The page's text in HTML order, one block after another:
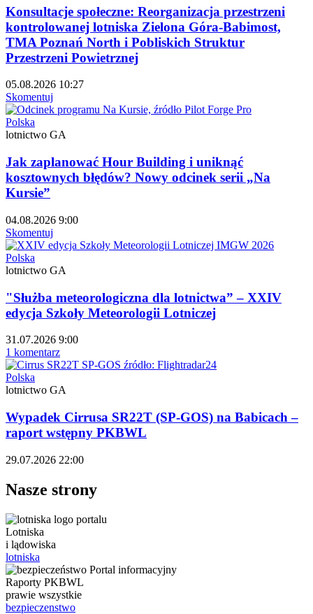
Konsultacje społeczne: Reorganizacja przestrzeni
kontrolowanej lotniska Zielona Góra-Babimost,
TMA Poznań North i Pobliskich Struktur
Przestrzeni Powietrznej
05.08.2026 10:27
Skomentuj
Polska
lotnictwo GA
Jak zaplanować Hour Building i uniknąć
kosztownych błędów? Nowy odcinek serii „Na
Kursie”
04.08.2026 9:00
Skomentuj
Polska
lotnictwo GA
"Służba meteorologiczna dla lotnictwa” – XXIV
edycja Szkoły Meteorologii Lotniczej
31.07.2026 9:00
1 komentarz
Polska
lotnictwo GA
Wypadek Cirrusa SR22T (SP-GOS) na Babicach –
raport wstępny PKBWL
29.07.2026 22:00
Nasze strony
Lotniska
i lądowiska
lotniska
Raporty PKBWL
prawie wszystkie
bezpieczenstwo